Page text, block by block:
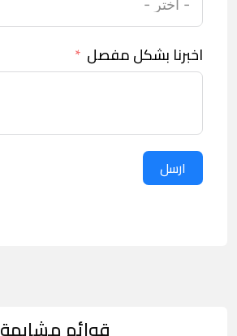
اخبرنا بشكل مفصل
ارسل